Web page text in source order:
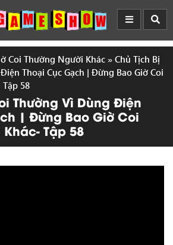
Coi Thường Người Khác » Chủ Tịch Bị
Thoại Cục Gạch | Đừng Bao Giờ Coi
58
Thường Vì Dùng Điện
| Đừng Bao Giờ Coi
Tập 58